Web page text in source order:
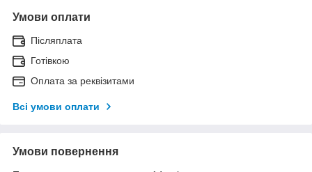
Умови оплати
Післяплата
Готівкою
Оплата за реквізитами
Всі умови оплати
Умови повернення